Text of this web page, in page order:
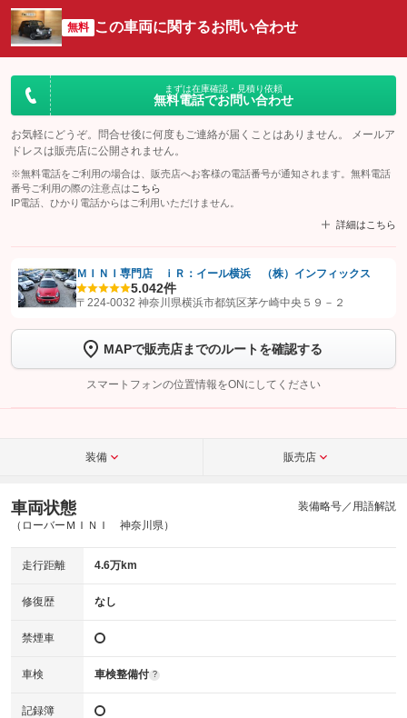
無料 この車両に関するお問い合わせ
まずは在庫確認・見積り依頼
無料電話でお問い合わせ
お気軽にどうぞ。問合せ後に何度もご連絡が届くことはありません。 メールア
ドレスは販売店に公開されません。
※無料電話をご利用の場合は、販売店へお客様の電話番号が通知されます。無料電話
番号ご利用の際の注意点は こちら
IP電話、ひかり電話からはご利用いただけません。
詳細はこちら
【STEP1】認証画面でグーネットを友だち追加してから「許可する」ボタンを押
トーク画面で
ボタンをタップして問い合わせを
完了してください。
こちら
ＭＩＮＩ専門店 ｉＲ：イール横浜 （株）インフィックス
5.042件
〒224-0032 神奈川県横浜市都筑区茅ケ崎中央５９－２
MAPで販売店までのルートを確認する
スマートフォンの位置情報をONにしてください
装備 販売店
車両状態
（ローバーＭＩＮＩ 神奈川県）
装備略号／用語解説
走行距離 4.6万km
修復歴 なし
禁煙車
車検 車検整備付 ?
記録簿